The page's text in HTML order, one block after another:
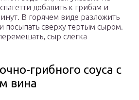
добавить к грибам и
В горячем виде разложить
посыпать сверху тертым сыром.
сыр слегка
грибного соуса с
вина